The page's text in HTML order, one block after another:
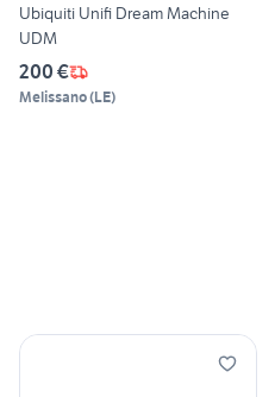
Ubiquiti Unifi Dream Machine
UDM
200 €
Melissano(LE)